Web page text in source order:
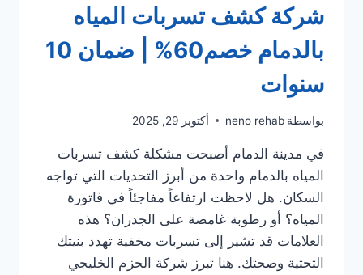
الحزم
الخليجي
شركة كشف تسربات المياه
بالدمام خصم60% | ضمان 10
سنوات
بواسطة neno rehab أكتوبر 29, 2025
في مدينة الدمام أصبحت مشكلة كشف تسربات
المياه بالدمام واحدة من أبرز التحديات التي تواجه
السكان. هل لاحظت ارتفاعاً مفاجئاً في فاتورة
المياه؟ أو رطوبة غامضة على الجدران؟ هذه
العلامات قد تشير إلى تسربات مخفية تهدد بنيتك
التحتية وصحتك. هنا تبرز شركة الحزم الخليجي